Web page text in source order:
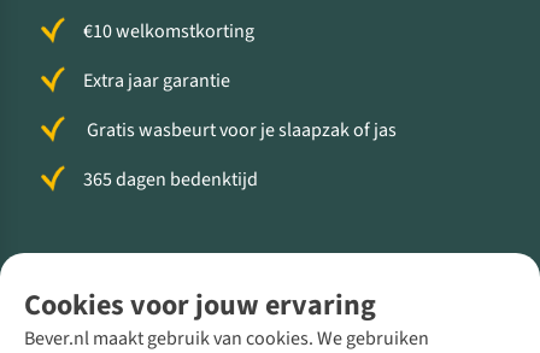
Cookies voor jouw ervaring
Bever.nl maakt gebruik van cookies. We gebruiken
€10 welkomstkorting
Extra jaar garantie
Gratis wasbeurt voor je slaapzak of jas
365 dagen bedenktijd